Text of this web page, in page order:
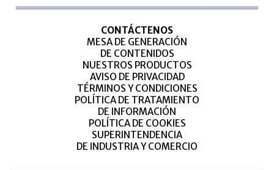
CONTÁCTENOS
MESA DE GENERACIÓN
DE CONTENIDOS
NUESTROS PRODUCTOS
AVISO DE PRIVACIDAD
TÉRMINOS Y CONDICIONES
POLÍTICA DE TRATAMIENTO
DE INFORMACIÓN
POLÍTICA DE COOKIES
SUPERINTENDENCIA
DE INDUSTRIA Y COMERCIO